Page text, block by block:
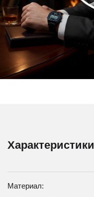
Характеристики
Материал: